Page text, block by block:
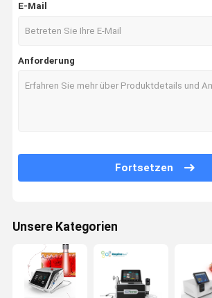
Haus Produkte
E-Mail
Anforderung
Fortsetzen
Unsere Kategorien